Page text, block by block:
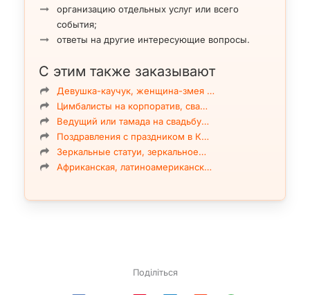
организацию отдельных услуг или всего
события;
ответы на другие интересующие вопросы.
С этим также заказывают
Девушка-каучук, женщина-змея …
Цимбалисты на корпоратив, сва…
Ведущий или тамада на свадьбу…
Поздравления с праздником в К…
Зеркальные статуи, зеркальное…
Африканская, латиноамериканск…
Поділіться